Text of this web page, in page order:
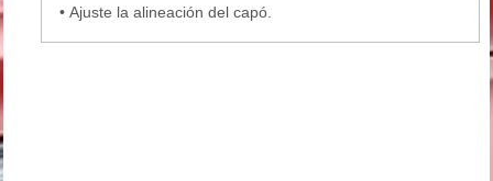
• Ajuste la alineación del capó.